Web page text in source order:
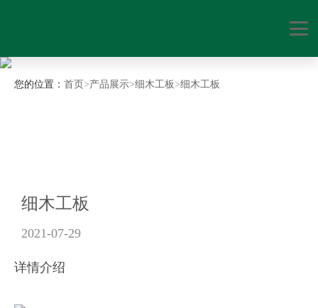
您的位置： 首页 >产品展示>细木工板>细木工板
细木工板
2021-07-29
详情介绍